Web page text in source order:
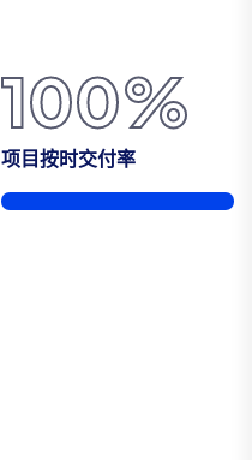
100%
项目按时交付率